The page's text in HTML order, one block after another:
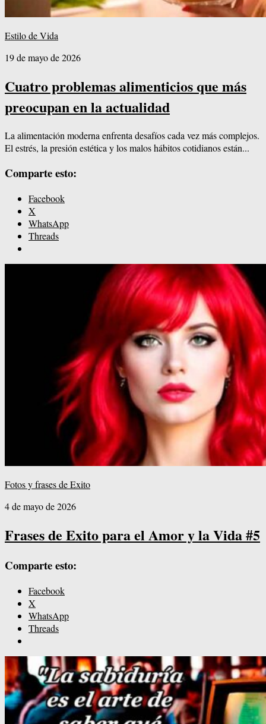
Estilo de Vida
19 de mayo de 2026
Cuatro problemas alimenticios que más
preocupan en la actualidad
La alimentación moderna enfrenta desafíos cada vez más complejos.
El estrés, la presión estética y los malos hábitos cotidianos están...
Comparte esto:
Facebook
X
WhatsApp
Threads
Fotos y frases de Exito
4 de mayo de 2026
Frases de Exito para el Amor y la Vida #5
Comparte esto:
Facebook
X
WhatsApp
Threads